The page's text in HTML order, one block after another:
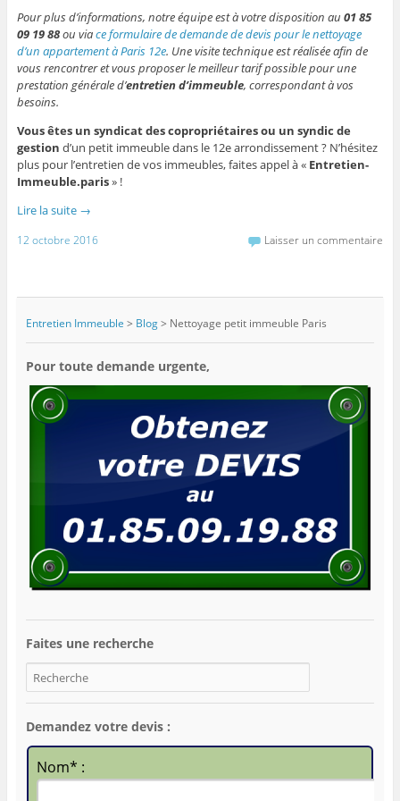
Pour plus d’informations, notre équipe est à votre disposition au 01 85
09 19 88ou viace formulaire de demande de devis pour le nettoyage
d’un appartement à Paris 12e. Une visite technique est réalisée afin de
vous rencontrer et vous proposer le meilleur tarif possible pour une
prestation générale d’entretien d’immeuble, correspondant à vos
besoins.
Vous êtes un syndicat des copropriétaires ou un syndic de
gestion d’un petit immeuble dans le 12e arrondissement ? N’hésitez
plus pour l’entretien de vos immeubles, faites appel à « Entretien-
Immeuble.paris» !
Lire la suite →
12 octobre 2016 Laisser un commentaire
Entretien Immeuble > Blog> Nettoyage petit immeuble Paris
Pour toute demande urgente,
Faites une recherche
Demandez votre devis :
Nom* :